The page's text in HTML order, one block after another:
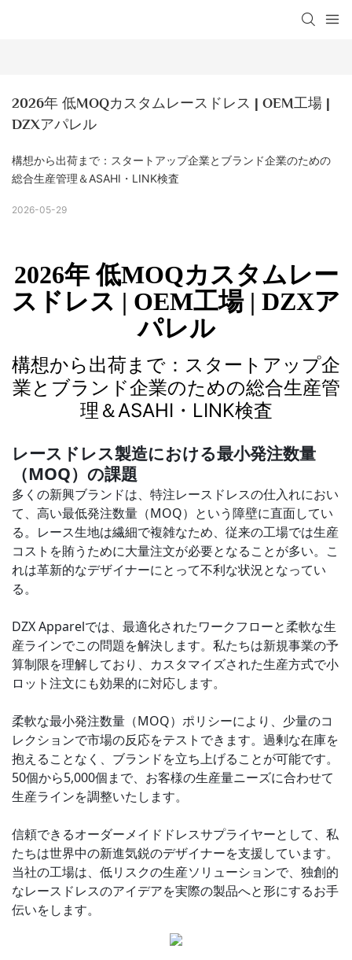
2026年 低MOQカスタムレースドレス | OEM工場 |
DZXアパレル
構想から出荷まで：スタートアップ企業とブランド企業のための
総合生産管理＆ASAHI・LINK検査
2026-05-29
2026年 低MOQカスタムレー
スドレス | OEM工場 | DZXア
パレル
構想から出荷まで：スタートアップ企
業とブランド企業のための総合生産管
理＆ASAHI・LINK検査
レースドレス製造における最小発注数量
（MOQ）の課題
多くの新興ブランドは、特注レースドレスの仕入れにおい
て、高い最低発注数量（MOQ）という障壁に直面してい
る。レース生地は繊細で複雑なため、従来の工場では生産
コストを賄うために大量注文が必要となることが多い。こ
れは革新的なデザイナーにとって不利な状況となってい
る。
DZX Apparelでは、最適化されたワークフローと柔軟な生
産ラインでこの問題を解決します。私たちは新規事業の予
算制限を理解しており、カスタマイズされた生産方式で小
ロット注文にも効果的に対応します。
柔軟な最小発注数量（MOQ）ポリシーにより、少量のコ
レクションで市場の反応をテストできます。過剰な在庫を
抱えることなく、ブランドを立ち上げることが可能です。
50個から5,000個まで、お客様の生産量ニーズに合わせて
生産ラインを調整いたします。
信頼できるオーダーメイドドレスサプライヤーとして、私
たちは世界中の新進気鋭のデザイナーを支援しています。
当社の工場は、低リスクの生産ソリューションで、独創的
なレースドレスのアイデアを実際の製品へと形にするお手
伝いをします。